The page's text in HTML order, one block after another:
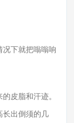
下就把嗡嗡响
皮脂和汗迹。
长出倒须的几